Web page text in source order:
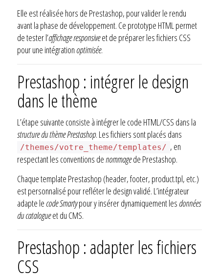
Elle est réalisée hors de Prestashop, pour valider le rendu
avant la phase de développement. Ce prototype HTML permet
de tester l’affichage responsiveet de préparer les fichiers CSS
pour une intégration optimisée.
Prestashop : intégrer le design
dans le thème
L’étape suivante consiste à intégrer le code HTML/CSS dans la
structure du thème Prestashop. Les fichiers sont placés dans
/themes/votre_theme/templates/ , en
respectant les conventions de nommagede Prestashop.
Chaque template Prestashop (header, footer, product.tpl, etc.)
est personnalisé pour refléter le design validé. L’intégrateur
adapte le code Smartypour y insérer dynamiquement les données
du catalogueet du CMS.
Prestashop : adapter les fichiers
CSS